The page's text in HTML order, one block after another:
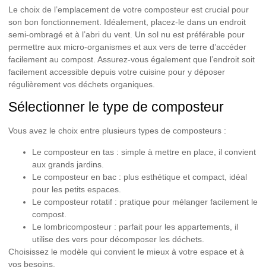
Le choix de l’emplacement de votre composteur est crucial pour
son bon fonctionnement. Idéalement, placez-le dans un endroit
semi-ombragé et à l’abri du vent . Un sol nu est préférable pour
permettre aux micro-organismes et aux vers de terre d’accéder
facilement au compost. Assurez-vous également que l’endroit soit
facilement accessible depuis votre cuisine pour y déposer
régulièrement vos déchets organiques.
Sélectionner le type de composteur
Vous avez le choix entre plusieurs types de composteurs :
Le composteur en tas : simple à mettre en place, il convient
aux grands jardins.
Le composteur en bac : plus esthétique et compact, idéal
pour les petits espaces.
Le composteur rotatif : pratique pour mélanger facilement le
compost.
Le lombricomposteur : parfait pour les appartements, il
utilise des vers pour décomposer les déchets.
Choisissez le modèle qui convient le mieux à votre espace et à
vos besoins.